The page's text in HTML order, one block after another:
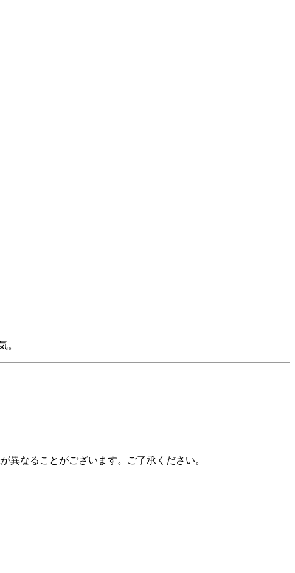
。
なることがございます。ご了承ください。